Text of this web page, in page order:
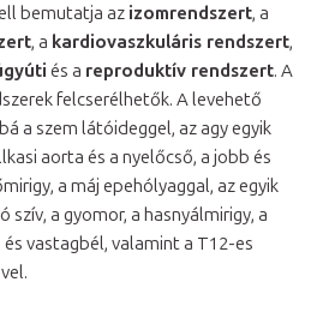
bemutatja az izomrendszert, a
, a kardiovaszkuláris rendszert,
és a reproduktív rendszert. A
felcserélhetők. A levehető
a szem látóideggel, az agy egyik
aorta és a nyelőcső, a jobb és
a máj epehólyaggal, az egyik
a gyomor, a hasnyálmirigy, a
vastagbél, valamint a T12-es